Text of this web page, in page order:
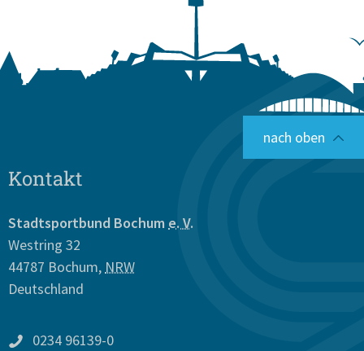
nach oben
Kontakt
Stadtsportbund Bochum e. V.
Westring 32
44787 Bochum, NRW
Deutschland
0234 96139-0